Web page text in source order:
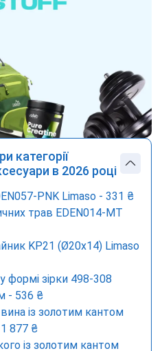
категорії
в 2026 році
PNK Limaso - 331 ₴
трав EDEN014-MT
KP21 (Ø20х14) Limaso
формі зірки 498-308
- 536 ₴
із золотим кантом
877 ₴
із золотим кантом